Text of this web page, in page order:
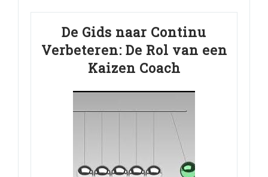
De Gids naar Continu
Verbeteren: De Rol van een
Kaizen Coach